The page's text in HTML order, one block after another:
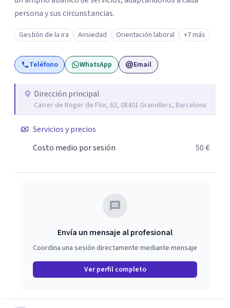
persona y sus circunstancias.
Gestión de la ira Ansiedad Orientación laboral +7 más
Teléfono WhatsApp Email
Dirección principal
Carrer de Roger de Flor, 63, 08401 Granollers, Barcelona
Servicios y precios
Costo medio por sesión
50 €
Envía un mensaje al profesional
Coordina una sesión directamente mediante mensaje
Ver perfil completo